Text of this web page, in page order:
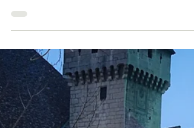
Präsident Alumni ED!
Tempo di lettura: 6 min
Tecnica e tattica - Anticarro
Articolo sulla moderna difesa anticarro